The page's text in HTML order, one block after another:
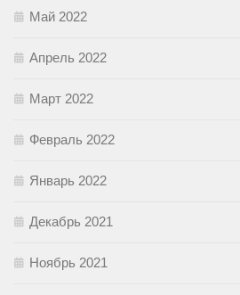
Май 2022
Апрель 2022
Март 2022
Февраль 2022
Январь 2022
Декабрь 2021
Ноябрь 2021